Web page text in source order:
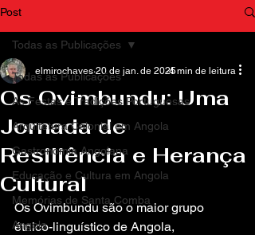
Post
Todas as Publicações
As Festas e Tradições Portuguesas
Arquitetura Colonial em Angola
Gastronomia Angolana
Educação e Cultura em Angola
Memórias de Santa Comba
Angola
Todas as Publicações
Os Ovimbundu: Uma
Jornada de
Resiliência e Herança
Cultural
elmirochaves 20 de jan. de 20254 min de leitura
Os Ovimbundu são o maior grupo
étnico-linguístico de Angola,